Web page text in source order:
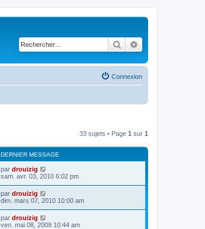
Rechercher
Connexion
33 sujets • Page 1 sur 1
DERNIER MESSAGE
par drouizig
sam. avr. 03, 2010 6:02 pm
par drouizig
dim. mars 07, 2010 10:00 am
par drouizig
ven. mai 08, 2009 10:44 am